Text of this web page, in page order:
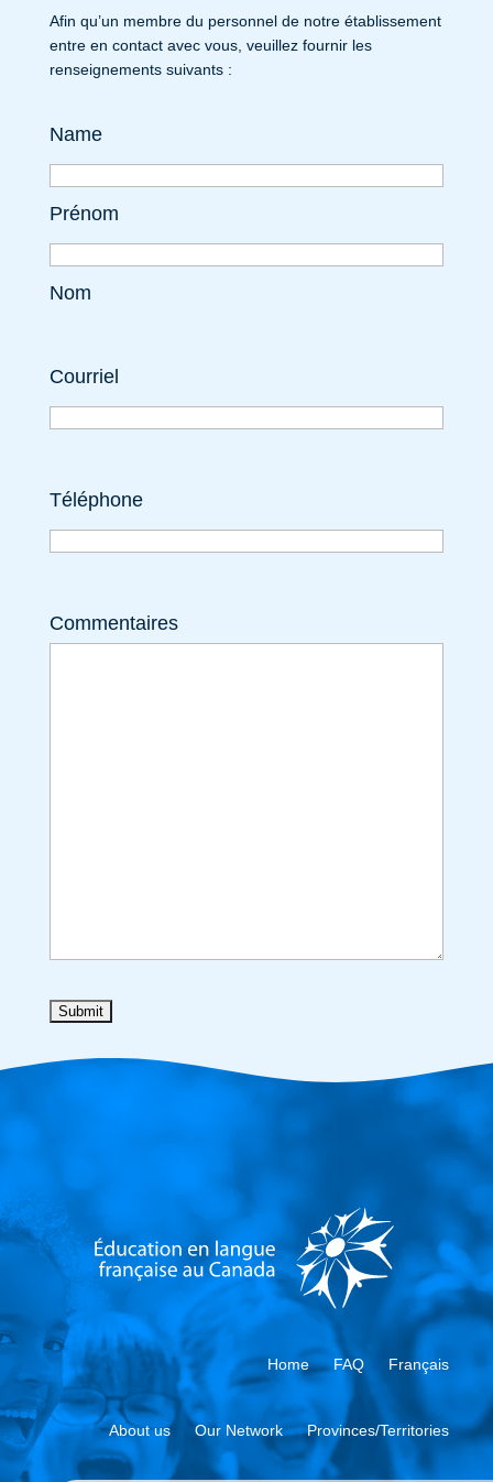
Afin qu’un membre du personnel de notre établissement
entre en contact avec vous, veuillez fournir les
renseignements suivants :
Name
Prénom
Nom
Courriel
Téléphone
Commentaires
Home FAQ Français
About us Our Network Provinces/Territories